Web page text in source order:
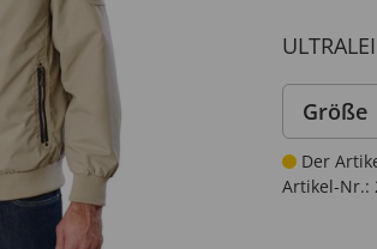
Größe
Der
Artikel-Nr.: